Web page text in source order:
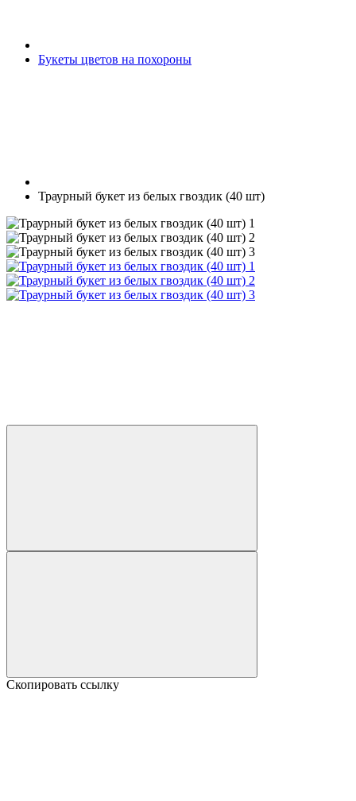
Букеты цветов на похороны
Траурный букет из белых гвоздик (40 шт)
Скопировать ссылку